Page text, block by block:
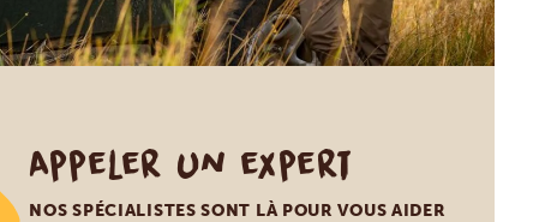
Appeler un expert
NOS SPÉCIALISTES SONT LÀ POUR VOUS AIDER